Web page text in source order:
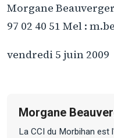
Morgane Beauverger
97 02 40 51 Mel :
vendredi 5 juin 2009
Morgane
La CCI du Morbihan est